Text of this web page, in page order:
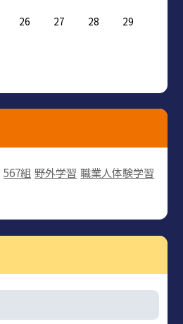
26 27 28
29
567組 野外学習 職業人体験学習